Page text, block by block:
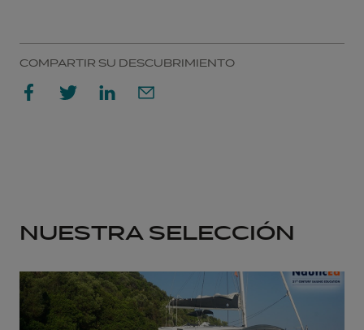
COMPARTIR SU DESCUBRIMIENTO
NUESTRA SELECCIÓN